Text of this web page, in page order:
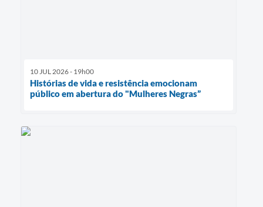
10 JUL 2026 - 19h00
Histórias de vida e resistência emocionam
público em abertura do "Mulheres Negras”